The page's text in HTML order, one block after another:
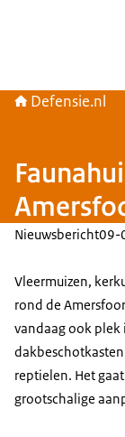
Defensie.nl
Nieuwsbericht09-
Vleermuizen,
rond de
vandaag ook plek
reptielen. Het
grootschalige